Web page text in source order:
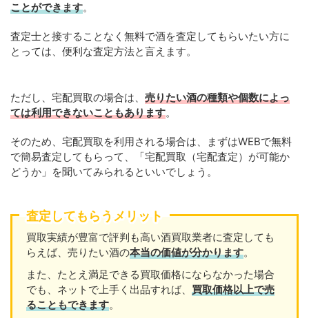
ことができます。
査定士と接することなく無料で酒を査定してもらいたい方に
とっては、便利な査定方法と言えます。
ただし、宅配買取の場合は、 売りたい酒の種類や個数によっ
ては利用できないこともあります。
そのため、宅配買取を利用される場合は、まずはWEBで無料
で簡易査定してもらって、「宅配買取（宅配査定）が可能か
どうか」を聞いてみられるといいでしょう。
査定してもらうメリット
買取実績が豊富で評判も高い酒買取業者に査定しても
らえば、売りたい酒の本当の価値が分かります。
また、たとえ満足できる買取価格にならなかった場合
でも、ネットで上手く出品すれば、 買取価格以上で売
ることもできます。